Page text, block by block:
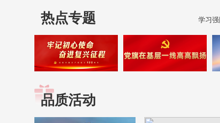
热点专题 学习
品质活动